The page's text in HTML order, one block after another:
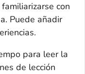
con
Puede añadir
para leer la
de lección